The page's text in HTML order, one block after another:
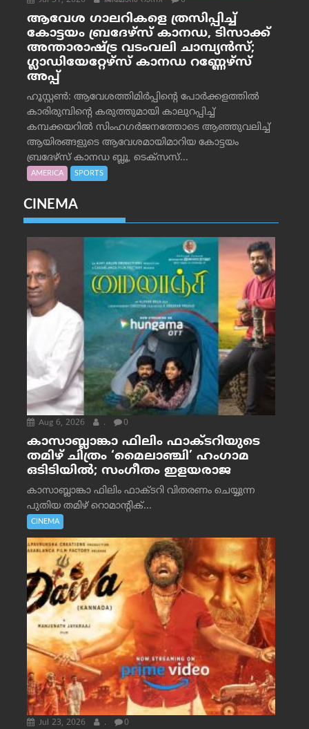
ആവേശ ഗാലറികളെ ത്രസിപ്പിച്ച്
കോട്ടയം ബ്രദേഴ്‌സ് കാനഡ, ടിസാക്ക്
അന്താരാഷ്ട്ര വടംവലി ചാമ്പ്യന്‍സ്;
ഗ്ലാഡിയേറ്റേഴ്‌സ് കാനഡ റണ്ണേഴ്‌സ്
അപ്പ്
ഹൂസ്റ്റണ്‍: ആവേശത്തിമിര്‍പ്പിന്റെ പോര്‍ക്കളത്തില്‍
കാരിരുമ്പിന്റെ കരുത്തുമായി കാലുറപ്പിച്ച്
കമ്പക്കയറില്‍ സിംഹഗര്‍ജനത്തോടെ ആഞ്ഞുവലിച്ച്
ആയിരങ്ങളുടെ ആവേശമായിമാറിയ കോട്ടയം
ബ്രദേഴ്‌സ് കാനഡ ബ്ലൂ, ടെക്‌സസ്...
AMERICA SPORTS
CINEMA
Aug 6, 2026 . 0
കാസാബ്ലാങ്കാ ഫിലിം ഫാക്ടറിയുടെ
തമിഴ് ചിത്രം ‘മൈലാഞ്ചി’ ഹംഗാമ
ഒടിടിയിൽ; സംഗീതം ഇളയരാജ
കാസാബ്ലാങ്കാ ഫിലിം ഫാക്ടറി വിതരണം ചെയ്യുന്ന
പുതിയ തമിഴ് റൊമാന്റിക്...
CINEMA
Jul 23, 2026 . 0